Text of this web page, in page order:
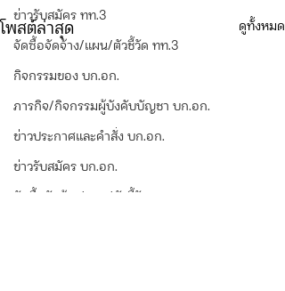
ข่าวรับสมัคร ทท.3
จัดซื้อจัดจ้าง/แผน/ตัวชี้วัด ทท.3
กิจกรรมของ บก.อก.
ภารกิจ/กิจกรรมผู้บังคับบัญชา บก.อก.
ข่าวประกาศและคำสั่ง บก.อก.
ข่าวรับสมัคร บก.อก.
โพสต์ล่าสุด ดูทั้งหมด